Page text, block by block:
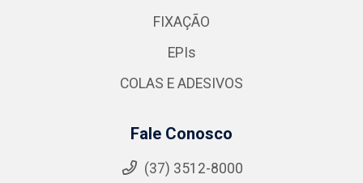
FIXAÇÃO
EPIs
COLAS E ADESIVOS
Fale Conosco
(37) 3512-8000